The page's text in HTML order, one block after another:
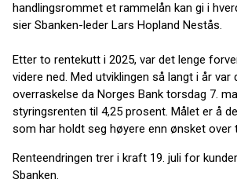
handlingsrommet et rammelån kan gi i
sier Sbanken-leder Lars Hopland Nestås.
Etter to rentekutt i 2025, var det lenge
videre ned. Med utviklingen så langt i år var
overraskelse da Norges Bank torsdag 7.
styringsrenten til 4,25 prosent. Målet er å
som har holdt seg høyere enn ønsket over
Renteendringen trer i kraft 19. juli for
Sbanken.